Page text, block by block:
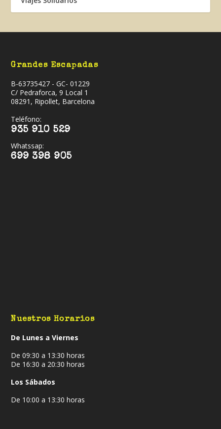
Grandes Escapadas
B-63735427 - GC- 01229
C/ Pedraforca, 9 Local 1
08291, Ripollet, Barcelona
Teléfono:
935 910 529
Whatssap:
699 398 905
Nuestros Horarios
De Lunes a Viernes
De 09:30 a 13:30 horas
De 16:30 a 20:30 horas
Los Sábados
De 10:00 a 13:30 horas